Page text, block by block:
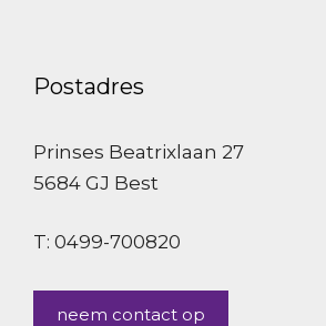
Postadres
Prinses Beatrixlaan 27
5684 GJ Best
T: 0499-700820
neem contact op